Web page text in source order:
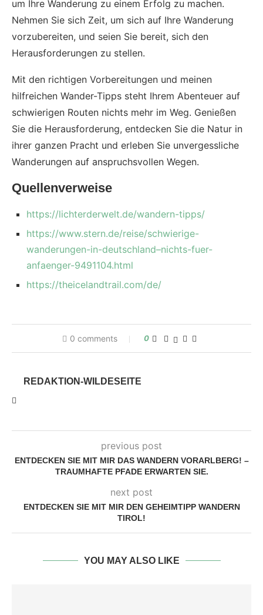
um Ihre Wanderung zu einem Erfolg zu machen.
Nehmen Sie sich Zeit, um sich auf Ihre Wanderung
vorzubereiten, und seien Sie bereit, sich den
Herausforderungen zu stellen.
Mit den richtigen Vorbereitungen und meinen
hilfreichen Wander-Tipps steht Ihrem Abenteuer auf
schwierigen Routen nichts mehr im Weg. Genießen
Sie die Herausforderung, entdecken Sie die Natur in
ihrer ganzen Pracht und erleben Sie unvergessliche
Wanderungen auf anspruchsvollen Wegen.
Quellenverweise
https://lichterderwelt.de/wandern-tipps/
https://www.stern.de/reise/schwierige-
wanderungen-in-deutschland–nichts-fuer-
anfaenger-9491104.html
https://theicelandtrail.com/de/
0 comments 0
REDAKTION-WILDESEITE
previous post
ENTDECKEN SIE MIT MIR DAS WANDERN VORARLBERG! –
TRAUMHAFTE PFADE ERWARTEN SIE.
next post
ENTDECKEN SIE MIT MIR DEN GEHEIMTIPP WANDERN
TIROL!
YOU MAY ALSO LIKE